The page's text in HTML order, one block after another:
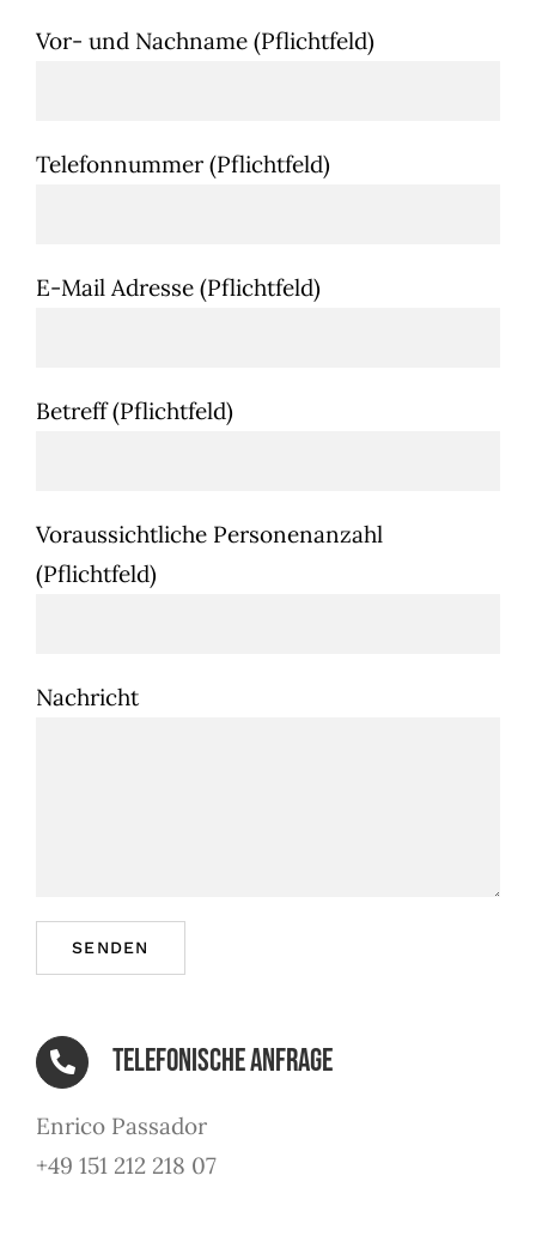
Vor- und Nachname (Pflichtfeld)
Telefonnummer (Pflichtfeld)
E-Mail Adresse (Pflichtfeld)
Betreff (Pflichtfeld)
Voraussichtliche Personenanzahl
(Pflichtfeld)
Nachricht
Telefonische Anfrage
Enrico Passador
+49 151 212 218 07